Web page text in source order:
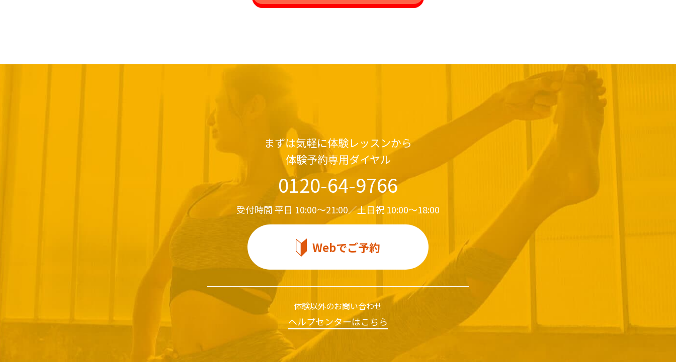
まずは気軽に体験レッスンから
体験予約専用ダイヤル
0120-64-9766
受付時間平日 10:00～21:00／土日祝 10:00～18:00
Webでご予約
体験以外のお問い合わせ
ヘルプセンターはこちら